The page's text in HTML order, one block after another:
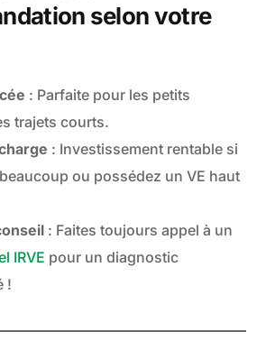
selon votre
: Parfaite pour les petits
trajets courts.
: Investissement rentable si
ou possédez un VE haut
: Faites toujours appel à un
IRVE pour un diagnostic
!